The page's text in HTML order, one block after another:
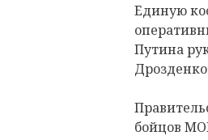
Единую
Путина
бойцов